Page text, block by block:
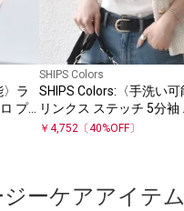
ラ
プ
SHIPS Colors
SHIPS Colors:〈手洗い可
リンクス ステッチ 5分袖
ト ジャケット◇
￥ 4,752 〔40%OFF〕
ーケアアイテム